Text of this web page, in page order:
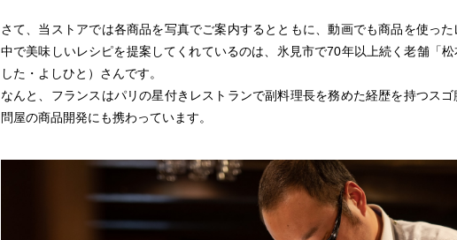
さて、当ストアでは各商品を写真でご案内するとともに、動画でも商品を使っ
中で美味しいレシピを提案してくれているのは、氷見市で70年以上続く老舗「
した・よしひと）さんです。
なんと、フランスはパリの星付きレストランで副料理長を務めた経歴を持つス
問屋の商品開発にも携わっています。